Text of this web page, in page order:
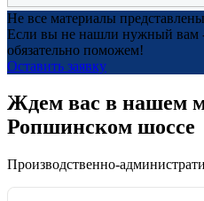
Не все материалы
Если вы не нашли нужный вам -
обязательно поможем!
Оставить заявку
Ждем вас в нашем
Ропшинском шоссе
Производственно-